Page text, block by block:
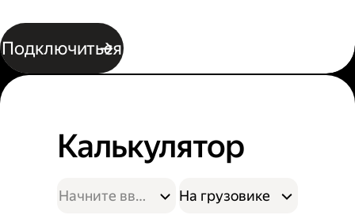
Подключиться
Калькулятор
На грузовике